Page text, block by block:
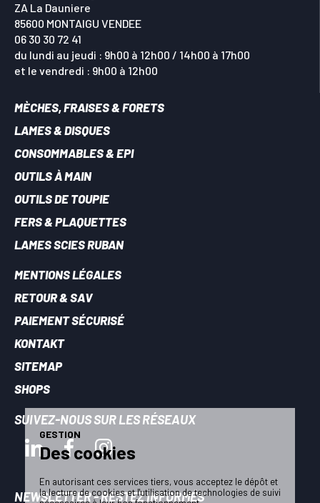
ZA La Dauniere
85600 MONTAIGU VENDEE
06 30 30 72 41
du lundi au jeudi : 9h00 à 12h00 / 14h00 à 17h00
et le vendredi : 9h00 à 12h00
MÈCHES, FRAISES & FORETS
LAMES & DISQUES
CONSOMMABLES & EPI
OUTILS À MAIN
OUTILS DE TOUPIE
FERS & PLAQUETTES
LAMES SCIES RUBAN
MENTIONS LÉGALES
RETOUR & SAV
PAIEMENT SÉCURISÉ
KONTAKT
SITEMAP
SHOPS
SUIVEZ-NOUS SUR LES RÉSEAUX
NEWSLETTER - RESTEZ INFORMÉS
GESTION
Des cookies
En autorisant ces services tiers, vous acceptez le dépôt et
la lecture de cookies et l'utilisation de technologies de suivi